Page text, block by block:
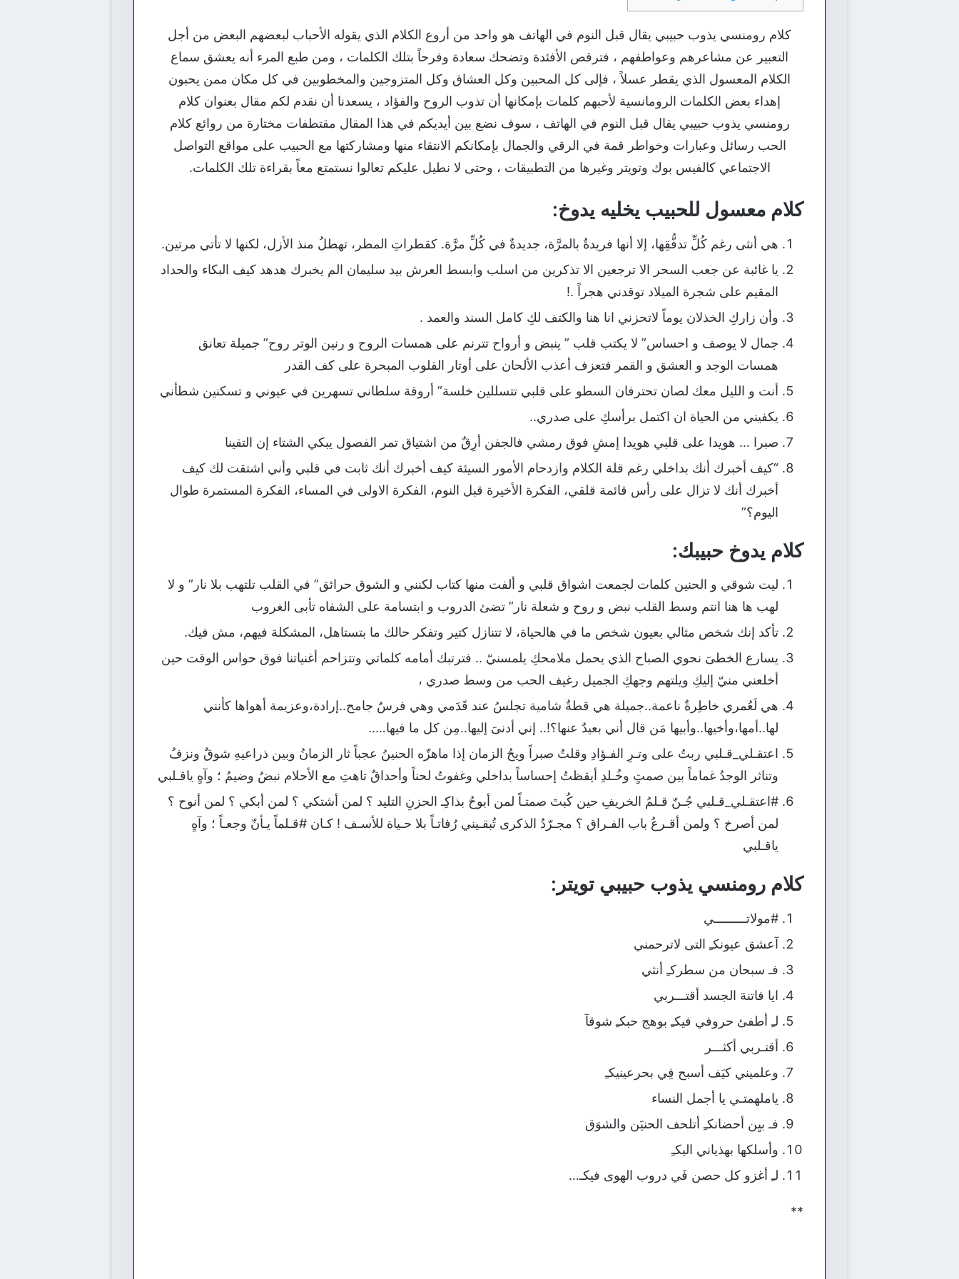
كلام رومنسي يذوب حبيبي يقال قبل النوم في الهاتف هو واحد من أروع الكلام الذي يقوله الأحباب لبعضهم البعض من أجل
التعبير عن مشاعرهم وعواطفهم ، فترقص الأفئدة وتضحك سعادة وفرحاً بتلك الكلمات ، ومن طبع المرء أنه يعشق سماع
الكلام المعسول الذي يقطر عسلاً ، فإلى كل المحبين وكل العشاق وكل المتزوجين والمخطوبين في كل مكان ممن يحبون
إهداء بعض الكلمات الرومانسية لأحبهم كلمات بإمكانها أن تذوب الروح والفؤاد ، يسعدنا أن نقدم لكم مقال بعنوان كلام
رومنسي يذوب حبيبي يقال قبل النوم في الهاتف ، سوف نضع بين أيديكم في هذا المقال مقتطفات مختارة من روائع كلام
الحب رسائل وعبارات وخواطر قمة في الرقي والجمال بإمكانكم الانتقاء منها ومشاركتها مع الحبيب على مواقع التواصل
الاجتماعي كالفيس بوك وتويتر وغيرها من التطبيقات ، وحتى لا نطيل عليكم تعالوا نستمتع معاً بقراءة تلك الكلمات.
كلام معسول للحبيب يخليه يدوخ:
هي أنثى رغم كُلِّ تدفُّقِها، إلا أنها فريدةٌ بالمرَّة، جديدةٌ في كُلِّ مرَّة. كقطراتِ المطر، تهطلُ منذ الأزل، لكنها لا تأتي مرتين.
يا غائبة عن جعب السحر الا ترجعين الا تذكرين من اسلب وابسط العرش بيد سليمان الم يخبرك هدهد كيف البكاء والحداد
المقيم على شجرة الميلاد توقدني هجراً .!
وأن زاركِ الخذلان يوماً لاتحزني انا هنا والكتف لكِ كامل السند والعمد .
جمال لا يوصف و احساس” لا يكتب قلب ” ينبض و أرواح تترنم على همسات الروح و رنين الوتر روح” جميلة تعانق
همسات الوجد و العشق و القمر فتعزف أعذب الألحان على أوتار القلوب المبحرة على كف القدر
أنت و الليل معك لصان تحترفان السطو على قلبي تتسللين خلسة” أروقة سلطاني تسهرين في عيوني و تسكنين شطأني
يكفيني من الحياة ان اكتمل برأسكِ على صدري..
صبرا … هويدا على قلبي هويدا إمشِ فوق رمشي فالجفن أرِقٌ من اشتياق تمر الفصول يبكي الشتاء إن التقينا
“كيف أخبرك أنك بداخلي رغم قلة الكلام وازدحام الأمور السيئة كيف أخبرك أنك ثابت في قلبي وأني اشتقت لك كيف
أخبرك أنك لا تزال على رأس قائمة قلقي، الفكرة الأخيرة قبل النوم، الفكرة الاولى في المساء، الفكرة المستمرة طوال
اليوم؟”
كلام يدوخ حبيبك:
ليت شوقي و الحنين كلمات لجمعت اشواق قلبي و ألفت منها كتاب لكنني و الشوق حرائق” في القلب تلتهب بلا نار” و لا
لهب ها هنا انتم وسط القلب نبض و روح و شعلة نار” تضئ الدروب و ابتسامة على الشفاه تأبى الغروب
تأكد إنك شخص مثالي بعيون شخص ما في هالحياة، لا تتنازل كتير وتفكر حالك ما بتستاهل، المشكلة فيهم، مش فيك.
يسارع الخطىَ نحوي الصباح الذي يحمل ملامحكِ يلمسنيّ .. فترتبك أمامه كلماتي وتتزاحم أغنياتنا فوق حواس الوقت حين
أخلعني منيّ إليكِ ويلتهم وجهكِ الجميل رغيف الحب من وسط صدري ،
هي لَعُمري خاطِرةٌ ناعمة..جميلة هي قطةٌ شامية تجلسُ عند قَدَمي وهي فرسٌ جامح..إرادة،وعزيمة أهواها كأنني
لها..أمها،وأخيها..وأبيها مَن قال أني بعيدٌ عنها؟!.. إني أدنىَ إليها..مِن كل ما فيها…..
اعتقـلي_قـلبي ربتُ على وتـرِ الفـؤادِ وقلتُ صبراً ويحُ الزمان إذا ماهزّه الحنينُ عجباً ثار الزمانُ وبين ذراعيهِ شوقٌ ونزفُ
وتناثر الوجدُ غماماً بين صمتٍ وخُـلدِ أيقظتُ إحساساً بداخلي وغفوتُ لحناً وأحداقٌ تاهتِ مع الأحلام نبضُ وضيمُ ؛ وآهٍ ياقـلبي
#اعتقـلي_قـلبي جُـنّ قـلمُ الخريفِ حين كُبتَ صمتـاً لمن أبوحُ بذاكِـ الحزنِ التليد ؟ لمن أشتكي ؟ لمن أبكي ؟ لمن أنوح ؟
لمن أصرخ ؟ ولمن أقـرعُ باب الفـراق ؟ مجـرّدُ الذكرى تُبقـيني رُفاتـاً بلا حـياة للأسـف ! كـان #قـلماً يـأنّ وجعـاً ؛ وآهٍ
ياقـلبي
كلام رومنسي يذوب حبيبي تويتر:
#مولاتـــــــــي
آعشق عيونكـِ التى لاترحمني
فـ سبحان من سطركـِ أنثي
ايا فاتنهَ الجسد أقتـــربي
لـِ أطفئ حروفي فيكـِ بوهج حبكـِ شوقآ
أقتـربي أكثـــر
وعلميني كيَف أسبح فِي بحرعينيكـِ
ياملهمتـي يا أجمل النساء
فـ بيِن أحضانكـِ أتلحف الحنيَن والشوَق
وأسلكها بهذياني اليكـِ
لـِ أغزو كل حصن فَي دروب الهوى فيكـ…
**